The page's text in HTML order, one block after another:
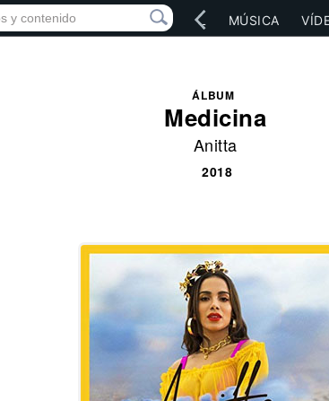
ARTISTAS RED SOCIAL MÚSICA
ÁLBUM
Medicina
Anitta
2018